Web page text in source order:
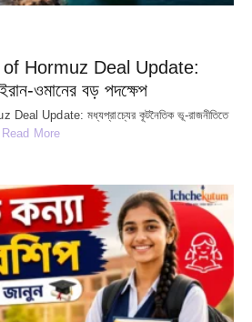
Hormuz Deal Update:
ওমানের বড় পদক্ষেপ
Update: মধ্যপ্রাচ্যের কূটনৈতিক ভূ-রাজনীতিতে
Read More